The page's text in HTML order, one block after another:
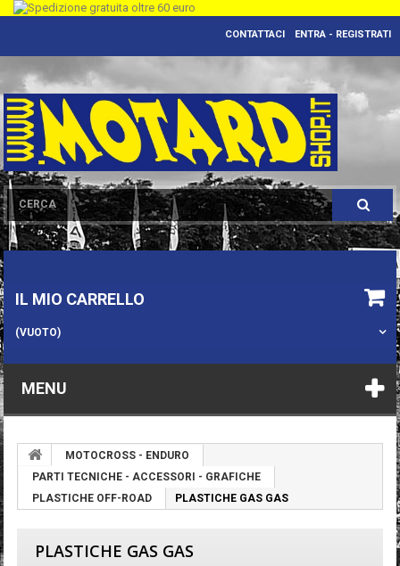
ENTRA - REGISTRATI
CONTATTACI
IL MIO CARRELLO
(VUOTO)
MENU
MOTOCROSS - ENDURO
PARTI TECNICHE - ACCESSORI - GRAFICHE
PLASTICHE OFF-ROAD
PLASTICHE GAS GAS
PLASTICHE GAS GAS